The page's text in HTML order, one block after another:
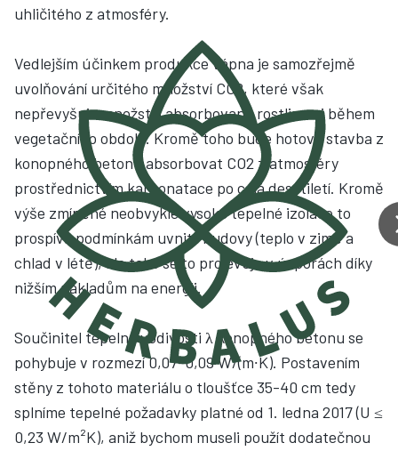
uhličitého z atmosféry.
Vedlejším účinkem produkce vápna je samozřejmě
uvolňování určitého množství CO2, které však
nepřevyšuje množství absorbované rostlinami během
vegetačního období. Kromě toho bude hotová stavba z
konopného betonu absorbovat CO2 z atmosféry
prostřednictvím karbonatace po celá desetiletí. Kromě
výše zmíněné neobvykle vysoké tepelné izolace to
prospívá podmínkám uvnitř budovy (teplo v zimě a
chlad v létě), ale také se to projevuje v úsporách díky
nižším nákladům na energii.
Součinitel tepelné vodivosti λ konopného betonu se
pohybuje v rozmezí 0,07-0,09 W/(m∙K). Postavením
stěny z tohoto materiálu o tloušťce 35-40 cm tedy
splníme tepelné požadavky platné od 1. ledna 2017 (U ≤
0,23 W/m²K), aniž bychom museli použít dodatečnou